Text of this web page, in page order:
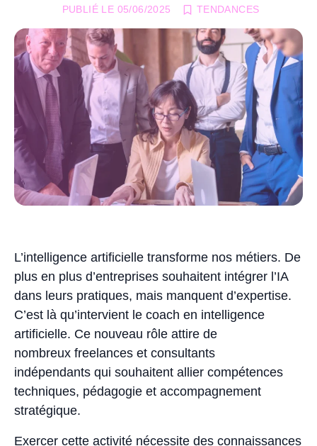
PUBLIÉ LE 05/06/2025 TENDANCES
L’intelligence artificielle transforme nos métiers. De
plus en plus d’entreprises souhaitent intégrer l’IA
dans leurs pratiques, mais manquent d’expertise.
C’est là qu’intervient le coach en intelligence
artificielle. Ce nouveau rôle attire de
nombreux freelances et consultants
indépendants qui souhaitent allier compétences
techniques, pédagogie et accompagnement
stratégique.
Exercer cette activité nécessite des connaissances